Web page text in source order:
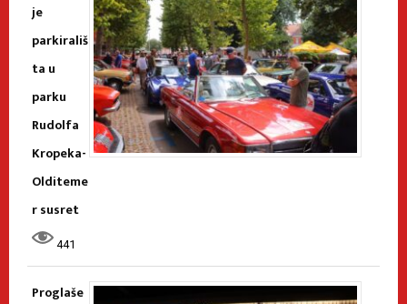
je
parkirališ
ta u
parku
Rudolfa
Kropeka-
Olditeme
r susret
441
Proglaše